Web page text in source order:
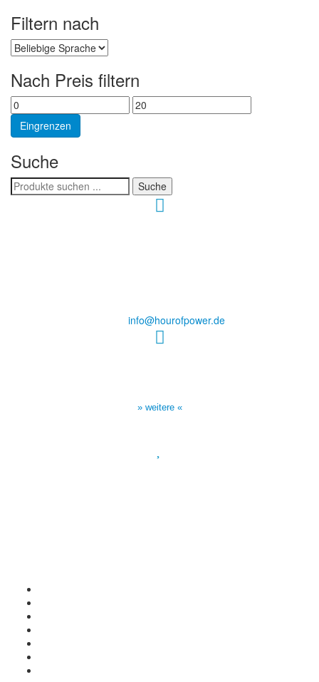
Filtern nach
Nach Preis filtern
Min
price
Max
price
Eingrenzen
Suche
Search
for:
Suche
info@hourofpower.de
» weitere «